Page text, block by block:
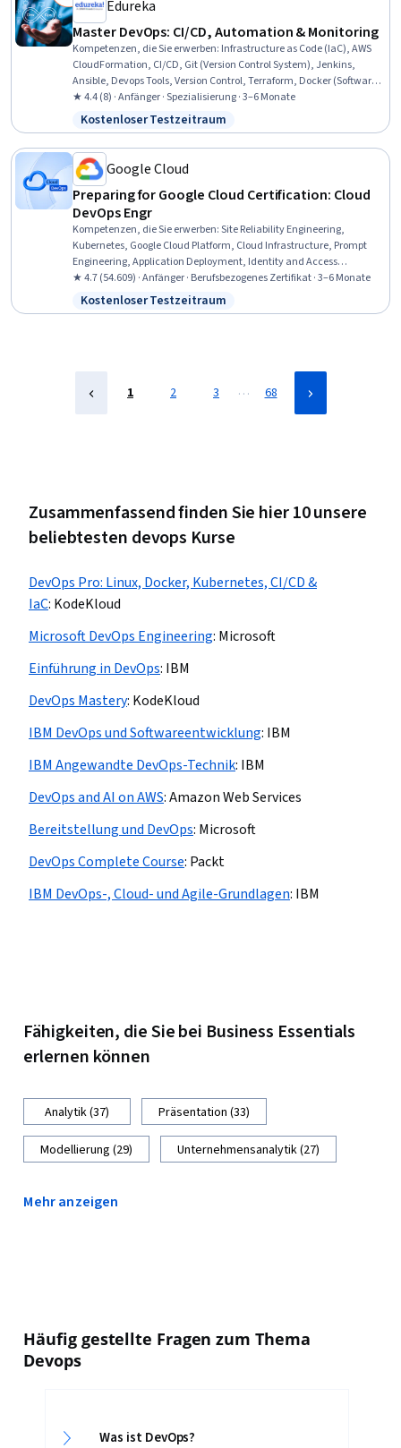
Edureka
Master DevOps: CI/CD, Automation & Monitoring
Kompetenzen, die Sie erwerben: Infrastructure as Code (IaC), AWS
CloudFormation, CI/CD, Git (Version Control System), Jenkins,
Ansible, Devops Tools, Version Control, Terraform, Docker (Software),
Kubernetes, DevOps, Prometheus (Software), Cloud-Native
Computing, Software Configuration Management, Continuous
Deployment, Containerization, Continuous Integration, Amazon
Web Services, Configuration Management
★ 4.4 (8) · Anfänger · Spezialisierung · 3–6 Monate
Status: Kostenloser Testzeitraum
Kostenloser Testzeitraum
Google Cloud
Preparing for Google Cloud Certification: Cloud
DevOps Engr
Kompetenzen, die Sie erwerben:Site Reliability Engineering,
Kubernetes, Google Cloud Platform, Cloud Infrastructure, Prompt
Engineering, Application Deployment, Identity and Access
Management, Prompt Engineering Tools, Cloud Deployment,
Infrastructure As A Service (IaaS), Prompt Patterns, CI/CD,
Containerization, Continuous Delivery, Dashboard Creation, Safety
★ 4.7 (54.609) · Anfänger · Berufsbezogenes Zertifikat · 3–6 Monate
Status: Kostenloser Testzeitraum
Kostenloser Testzeitraum
1 2 3 … 68
Zusammenfassend finden Sie hier 10 unsere
beliebtesten devops Kurse
DevOps Pro: Linux, Docker, Kubernetes, CI/CD &
IaC: KodeKloud
Microsoft DevOps Engineering: Microsoft
Einführung in DevOps: IBM
DevOps Mastery: KodeKloud
IBM DevOps und Softwareentwicklung: IBM
IBM Angewandte DevOps-Technik: IBM
DevOps and AI on AWS:Amazon Web Services
Bereitstellung und DevOps: Microsoft
DevOps Complete Course: Packt
IBM DevOps-, Cloud- und Agile-Grundlagen: IBM
Fähigkeiten, die Sie bei Business Essentials
erlernen können
Analytik (37) Präsentation (33)
Modellierung (29) Unternehmensanalytik (27)
Mehr anzeigen
Häufig gestellte Fragen zum Thema
Devops
Was ist DevOps?